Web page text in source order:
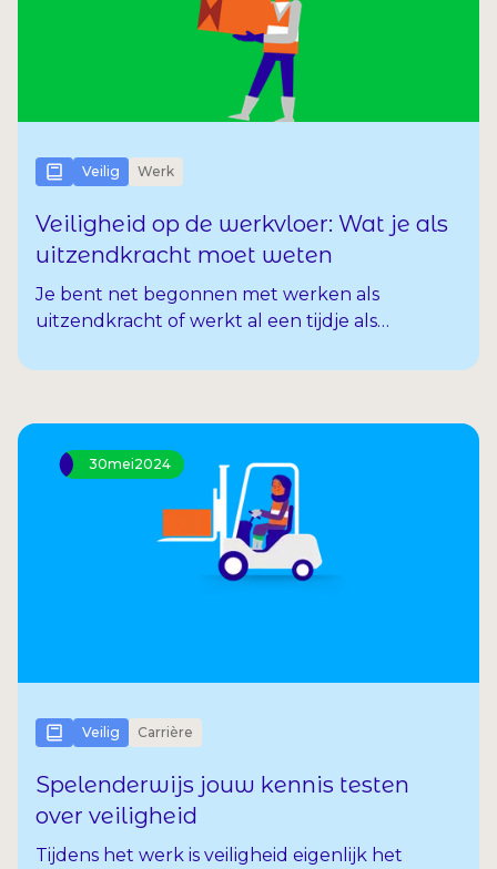
Veilig Werk
Veiligheid op de werkvloer: Wat je als
uitzendkracht moet weten
Je bent net begonnen met werken als
uitzendkracht of werkt al een tijdje als
hoe het met jouw veiligheid zit. Kan ik straks
kan werken? En wie is eigenlijk jouw
vertrouwenspersoon?
30mei2024
Veilig Carrière
Spelenderwijs jouw kennis testen
over veiligheid
Tijdens het werk is veiligheid eigenlijk het